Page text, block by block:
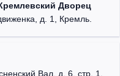
Дворец
д. 1, Кремль.
Вал, д. 6, стр. 1.